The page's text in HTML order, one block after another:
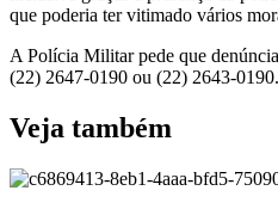
que poderia ter vitimado vários
A Polícia Militar pede que
(22) 2647-0190 ou (22) 2643-0190.
Veja também